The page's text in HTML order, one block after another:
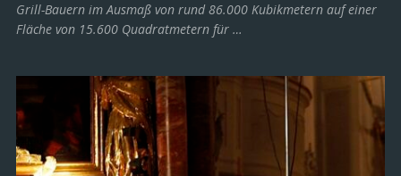
Grill-Bauern im Ausmaß von rund 86.000 Kubikmetern auf einer
Fläche von 15.600 Quadratmetern für …